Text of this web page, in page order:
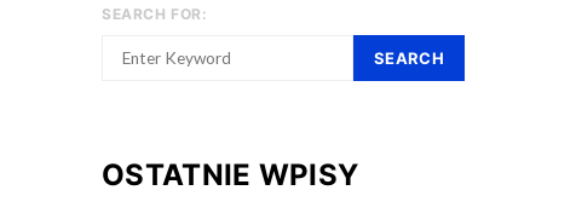
SEARCH FOR:
SEARCH
OSTATNIE WPISY